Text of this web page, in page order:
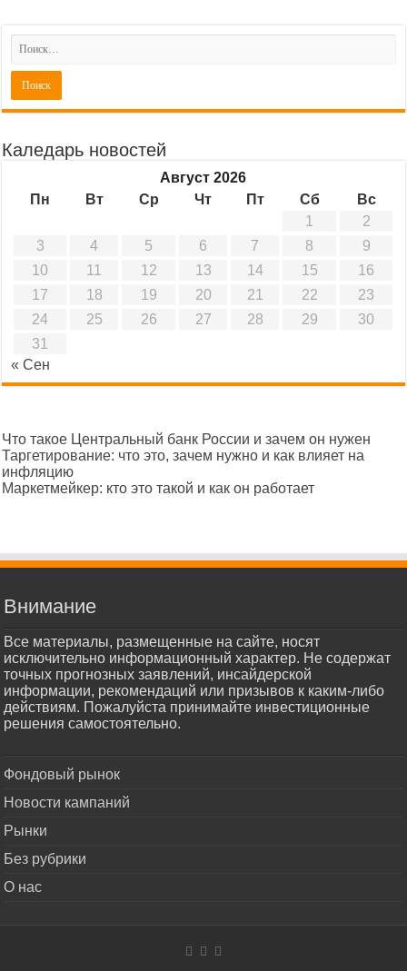
Каледарь новостей
Август 2026
Пн
Вт Ср Чт Пт Сб
Вс
1
2
3
4 5 6 7 8
9
10
11 12 13 14 15
16
17
18 19 20 21 22
23
24
25 26 27 28 29
30
31
« Сен
Что такое Центральный банк России и зачем он нужен
Таргетирование: что это, зачем нужно и как влияет на
инфляцию
Маркетмейкер: кто это такой и как он работает
Внимание
Все материалы, размещенные на сайте, носят
исключительно информационный характер. Не содержат
точных прогнозных заявлений, инсайдерской
информации, рекомендаций или призывов к каким-либо
действиям. Пожалуйста принимайте инвестиционные
решения самостоятельно.
Фондовый рынок
Новости кампаний
Рынки
Без рубрики
О нас